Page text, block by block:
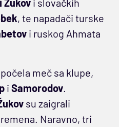
Žukov i slovačkih
, te napadači turske
i ruskog Ahmata
meč sa klupe,
i Samorodov.
su zaigrali
Naravno, tri